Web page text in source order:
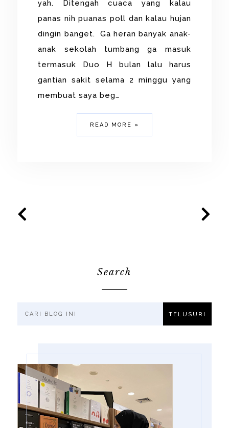
yah. Ditengah cuaca yang kalau
panas nih puanas poll dan kalau hujan
dingin banget. Ga heran banyak anak-
anak sekolah tumbang ga masuk
termasuk Duo H bulan lalu harus
gantian sakit selama 2 minggu yang
membuat saya beg…
READ MORE »
Search